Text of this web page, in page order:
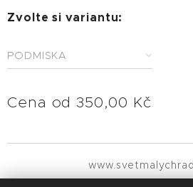
Zvolte si variantu:
PODMISKA
Cena od350,00 Kč